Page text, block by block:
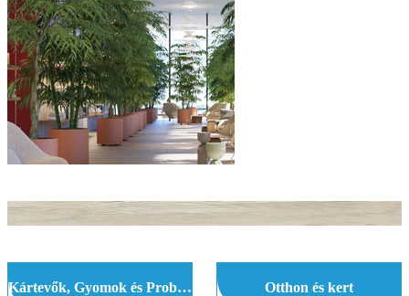
Kártevők, Gyomok és Problémák Otthon és kert